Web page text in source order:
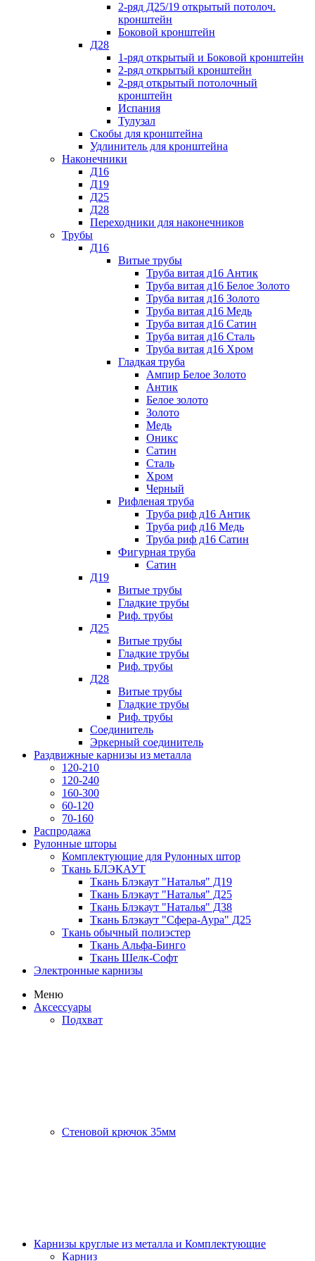
2-ряд Д25/19 открытый потолоч.
кронштейн
Боковой кронштейн
Д28
1-ряд открытый и Боковой кронштейн
2-ряд открытый кронштейн
2-ряд открытый потолочный
кронштейн
Испания
Тулузал
Скобы для кронштейна
Удлинитель для кронштейна
Наконечники
Д16
Д19
Д25
Д28
Переходники для наконечников
Трубы
Д16
Витые трубы
Труба витая д16 Антик
Труба витая д16 Белое Золото
Труба витая д16 Золото
Труба витая д16 Медь
Труба витая д16 Сатин
Труба витая д16 Сталь
Труба витая д16 Хром
Гладкая труба
Ампир Белое Золото
Антик
Белое золото
Золото
Медь
Оникс
Сатин
Сталь
Хром
Черный
Рифленая труба
Труба риф д16 Антик
Труба риф д16 Медь
Труба риф д16 Сатин
Фигурная труба
Сатин
Д19
Витые трубы
Гладкие трубы
Риф. трубы
Д25
Витые трубы
Гладкие трубы
Риф. трубы
Д28
Витые трубы
Гладкие трубы
Риф. трубы
Соединитель
Эркерный соединитель
Раздвижные карнизы из металла
120-210
120-240
160-300
60-120
70-160
Распродажа
Рулонные шторы
Комплектующие для Рулонных штор
Ткань БЛЭКАУТ
Ткань Блэкаут "Наталья" Д19
Ткань Блэкаут "Наталья" Д25
Ткань Блэкаут "Наталья" Д38
Ткань Блэкаут "Сфера-Аура" Д25
Ткань обычный полиэстер
Ткань Альфа-Бинго
Ткань Шелк-Софт
Электронные карнизы
Меню
Аксессуары
Подхват
Стеновой крючок 35мм
Карнизы круглые из металла и Комплектующие
Карниз